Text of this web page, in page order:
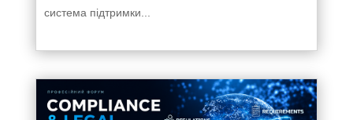
система підтримки...